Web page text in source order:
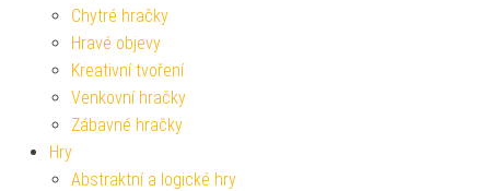
Chytré hračky
Hravé objevy
Kreativní tvoření
Venkovní hračky
Zábavné hračky
Hry
Abstraktní a logické hry